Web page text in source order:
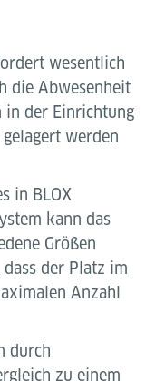
wesentlich
die Abwesenheit
in der Einrichtung
werden
in BLOX
kann das
Größen
der Platz im
Anzahl
durch
zu einem